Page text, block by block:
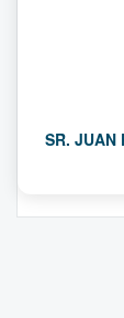
SR. JUAN